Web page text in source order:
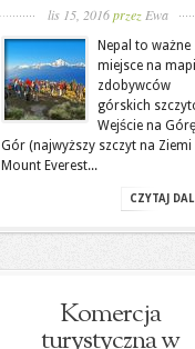
lis 15, 2016przez Ewa
Nepal to ważne
miejsce na
zdobywców
górskich
Wejście na
Gór (najwyższy szczyt na Ziemi
Mount Everest...
CZYTAJ
Komercja
turystyczna w